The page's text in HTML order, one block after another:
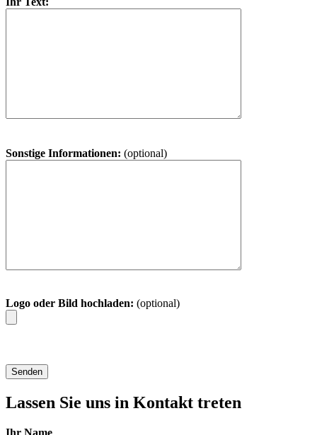
Sonstige Informationen: (optional)
Logo oder Bild hochladen: (optional)
Lassen Sie uns in Kontakt treten
Ihr Name